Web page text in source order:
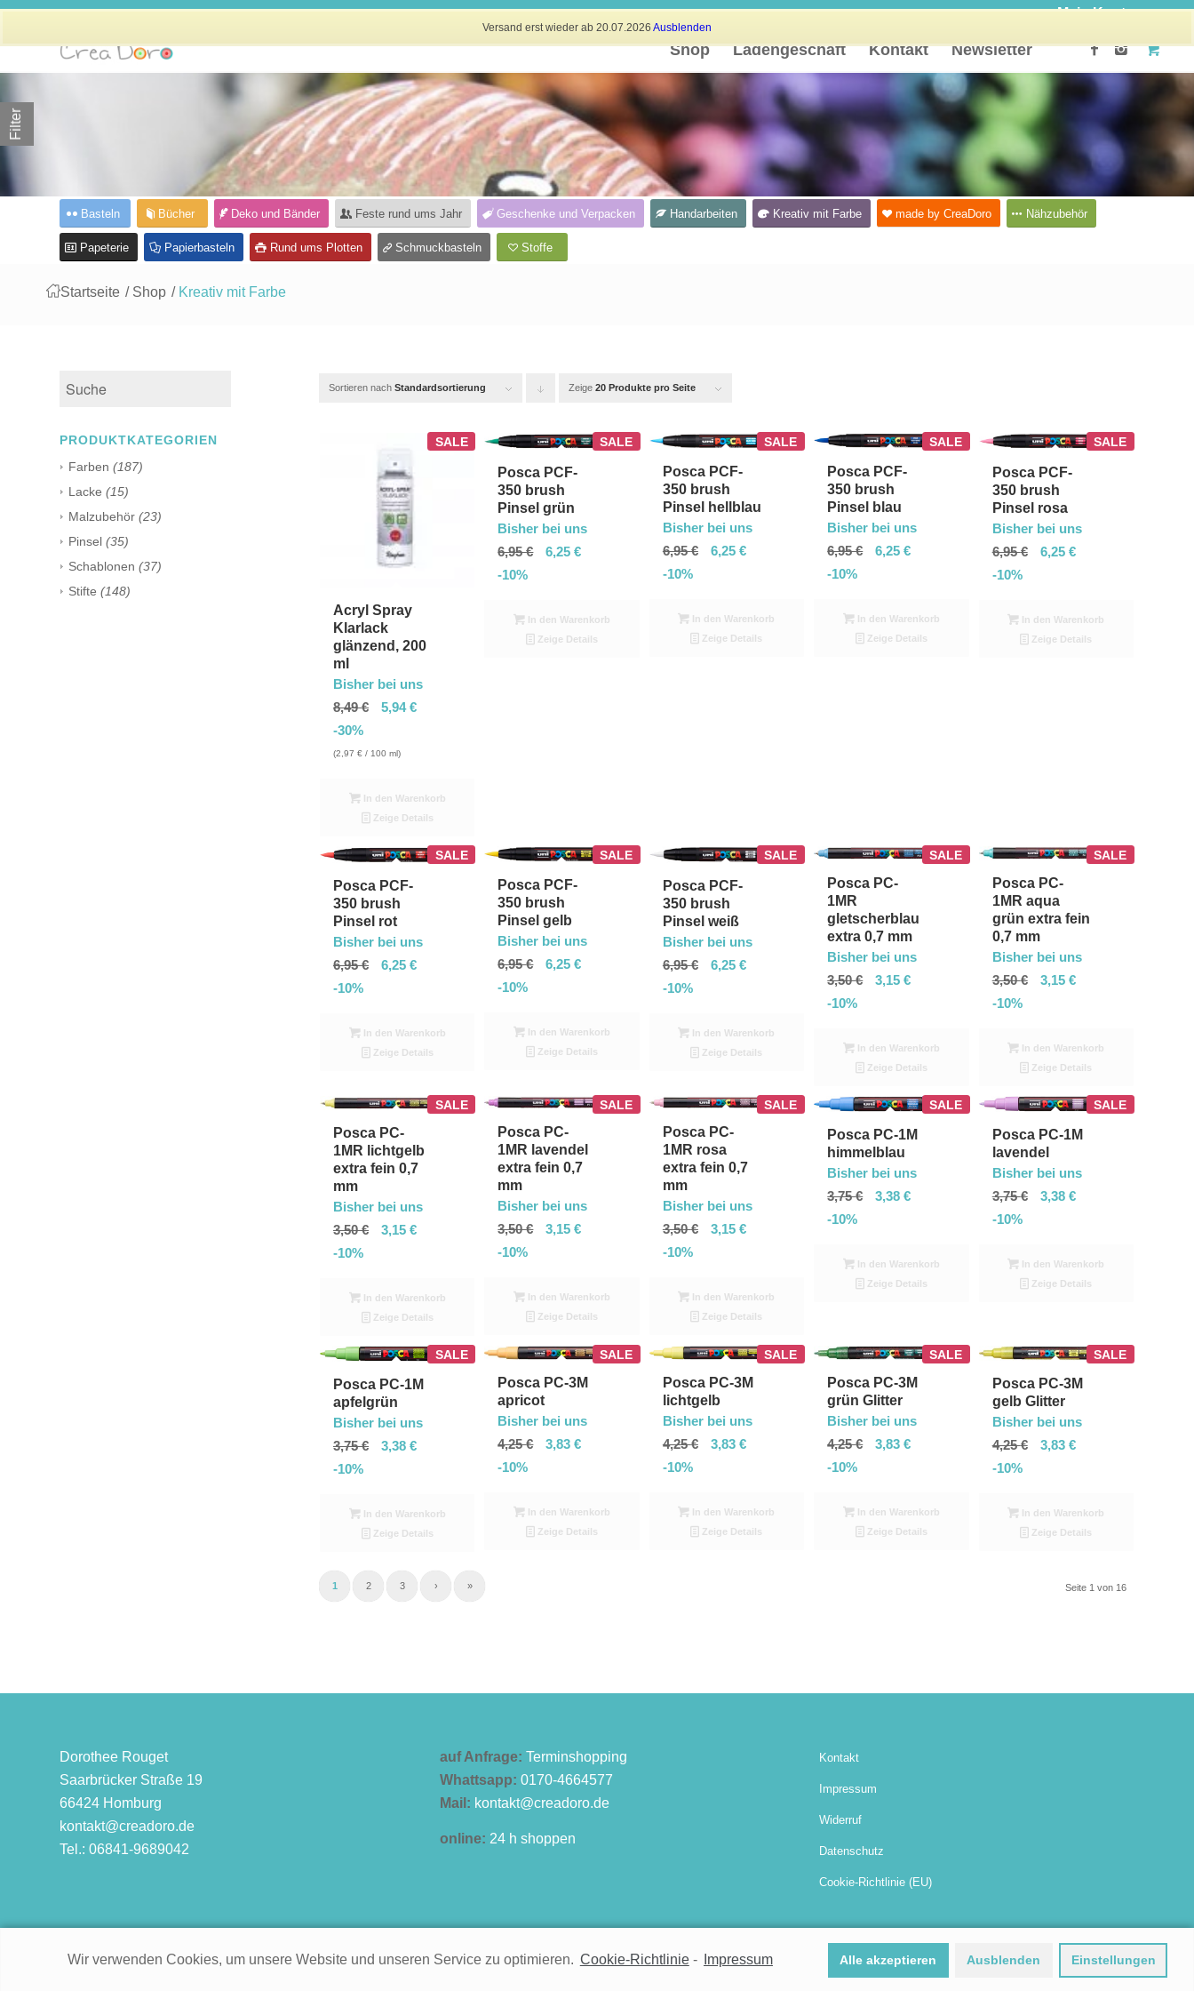
Mein Konto
Shop Ladengeschäft Kontakt Newsletter
Basteln Bücher Deko und Bänder Feste rund ums Jahr Geschenke und Verpacken Handarbeiten Kreativ mit Farbe made by CreaDoro Nähzubehör
Papeterie Papierbasteln Rund ums Plotten Schmuckbasteln Stoffe
Startseite / Shop / Kreativ mit Farbe
Sortieren nach Standardsortierung Klicken
um
die
Produkte
in
absteigender
Reihenfolge
sortieren
Zeige 20 Produkte pro Seite
SALE
Acryl Spray
Klarlack
glänzend, 200
ml
Bisher bei uns
8,49€ 5,94€
-30%
(2,97 € / 100 ml)
In den Warenkorb
Zeige Details
SALE
Posca PCF-
350 brush
Pinsel grün
Bisher bei uns
6,95€ 6,25€
-10%
In den Warenkorb
Zeige Details
SALE
Posca PCF-
350 brush
Pinsel hellblau
Bisher bei uns
6,95€ 6,25 €
-10%
In den Warenkorb
Zeige Details
SALE
Posca PCF-
350 brush
Pinsel blau
Bisher bei uns
6,95€ 6,25€
-10%
In den Warenkorb
Zeige Details
SALE
Posca PCF-
350 brush
Pinsel rosa
Bisher bei uns
6,95€ 6,25 €
-10%
In den Warenkorb
Zeige Details
SALE
Posca PCF-
350 brush
Pinsel rot
Bisher bei uns
6,95€ 6,25 €
-10%
In den Warenkorb
Zeige Details
SALE
Posca PCF-
350 brush
Pinsel gelb
Bisher bei uns
6,95€ 6,25€
-10%
In den Warenkorb
Zeige Details
SALE
Posca PCF-
350 brush
Pinsel weiß
Bisher bei uns
6,95€ 6,25 €
-10%
In den Warenkorb
Zeige Details
SALE
Posca PC-
1MR
gletscherblau
extra 0,7 mm
Bisher bei uns
3,50€ 3,15€
-10%
In den Warenkorb
Zeige Details
SALE
Posca PC-
1MR aqua
grün extra fein
0,7 mm
Bisher bei uns
3,50€ 3,15 €
-10%
In den Warenkorb
Zeige Details
SALE
Posca PC-
1MR lichtgelb
extra fein 0,7
mm
Bisher bei uns
3,50€ 3,15 €
-10%
In den Warenkorb
Zeige Details
SALE
Posca PC-
1MR lavendel
extra fein 0,7
mm
Bisher bei uns
3,50€ 3,15€
-10%
In den Warenkorb
Zeige Details
SALE
Posca PC-
1MR rosa
extra fein 0,7
mm
Bisher bei uns
3,50€ 3,15 €
-10%
In den Warenkorb
Zeige Details
SALE
Posca PC-1M
himmelblau
Bisher bei uns
3,75€ 3,38€
-10%
In den Warenkorb
Zeige Details
SALE
Posca PC-1M
lavendel
Bisher bei uns
3,75€ 3,38 €
-10%
In den Warenkorb
Zeige Details
SALE
Posca PC-1M
apfelgrün
Bisher bei uns
3,75€ 3,38 €
-10%
In den Warenkorb
Zeige Details
SALE
Posca PC-3M
apricot
Bisher bei uns
4,25€ 3,83€
-10%
In den Warenkorb
Zeige Details
SALE
Posca PC-3M
lichtgelb
Bisher bei uns
4,25€ 3,83 €
-10%
In den Warenkorb
Zeige Details
SALE
Posca PC-3M
grün Glitter
Bisher bei uns
4,25€ 3,83€
-10%
In den Warenkorb
Zeige Details
SALE
Posca PC-3M
gelb Glitter
Bisher bei uns
4,25€ 3,83 €
-10%
In den Warenkorb
Zeige Details
Seite 1 von 16
1 2 3 › »
PRODUKTKATEGORIEN
Farben (187)
Lacke (15)
Malzubehör (23)
Pinsel (35)
Schablonen (37)
Stifte (148)
Dorothee Rouget
Saarbrücker Straße 19
66424 Homburg
kontakt@creadoro.de
Tel.: 06841-9689042
auf Anfrage: Terminshopping
Whattsapp: 0170-4664577
Mail: kontakt@creadoro.de
online: 24 h shoppen
Kontakt
Impressum
Widerruf
Datenschutz
Cookie-Richtlinie (EU)
© 2021 Kontakt Impressum Widerruf Datenschutz Cookie-Richtlinie (EU)
Filter
Versand erst wieder ab 20.07.2026 Ausblenden
Wir verwenden Cookies, um unsere Website und unseren Service zu optimieren. Cookie-Richtlinie- Impressum Alle akzeptieren Ausblenden Einstellungen